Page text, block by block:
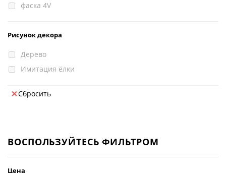
фаска 4V
Рисунок декора
Дерево
Имитация ёлки
Сбросить
ВОСПОЛЬЗУЙТЕСЬ ФИЛЬТРОМ
Цена